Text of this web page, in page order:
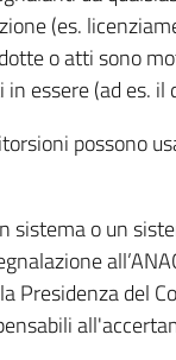
(es.
o atti sono
essere (ad es. il
possono
sistema o un
Presidenza del